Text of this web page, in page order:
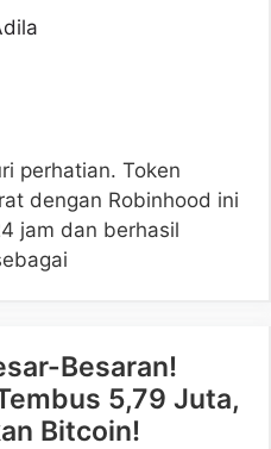
perhatian. Token
dengan Robinhood ini
jam dan berhasil
Besaran!
5,79 Juta,
Bitcoin!